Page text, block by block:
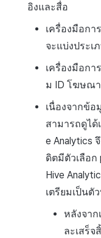
อิงและสื่อ
เครื่องมือกา
จะแบ่งประเ
เครื่องมือกา
ม ID โฆษณ
เนื่องจากข้อ
สามารถดูไ
e Analytics
ดิตมีตัวเลือก
Hive
เตรียมเป็นตั
หลังจาก
ละเสร็